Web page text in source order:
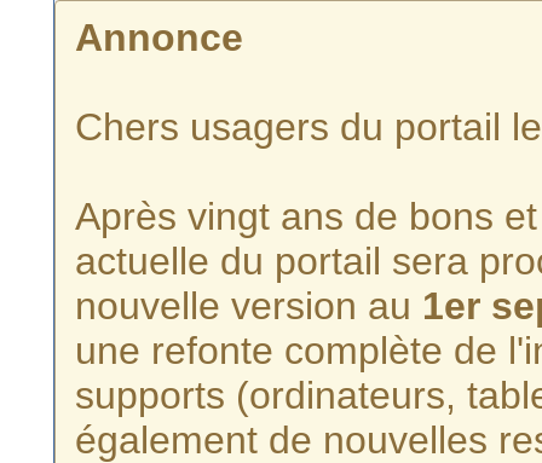
Annonce
Chers usagers du portail
Après vingt ans de bons
actuelle du portail sera
nouvelle version au 1er
une refonte complète de
supports (ordinateurs,
également de nouvelles